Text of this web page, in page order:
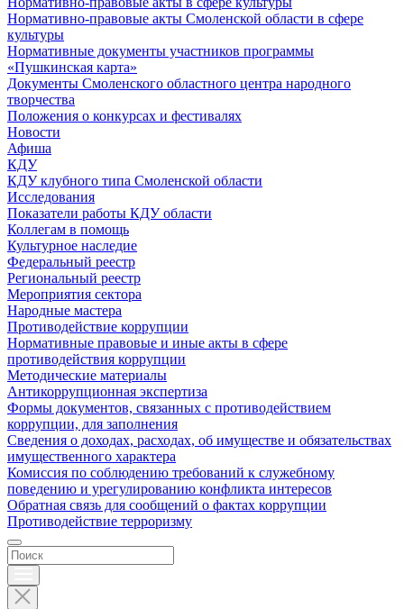
Нормативно-правовые акты Смоленской области в сфере
культуры
Нормативные документы участников программы
«Пушкинская карта»
Документы Смоленского областного центра народного
творчества
Положения о конкурсах и фестивалях
Новости
Афиша
КДУ
КДУ клубного типа Смоленской области
Исследования
Показатели работы КДУ области
Коллегам в помощь
Культурное наследие
Федеральный реестр
Региональный реестр
Мероприятия сектора
Народные мастера
Противодействие коррупции
Нормативные правовые и иные акты в сфере
противодействия коррупции
Методические материалы
Антикоррупционная экспертиза
Формы документов, связанных с противодействием
коррупции, для заполнения
Сведения о доходах, расходах, об имуществе и обязательствах
имущественного характера
Комиссия по соблюдению требований к служебному
поведению и урегулированию конфликта интересов
Обратная связь для сообщений о фактах коррупции
Противодействие терроризму